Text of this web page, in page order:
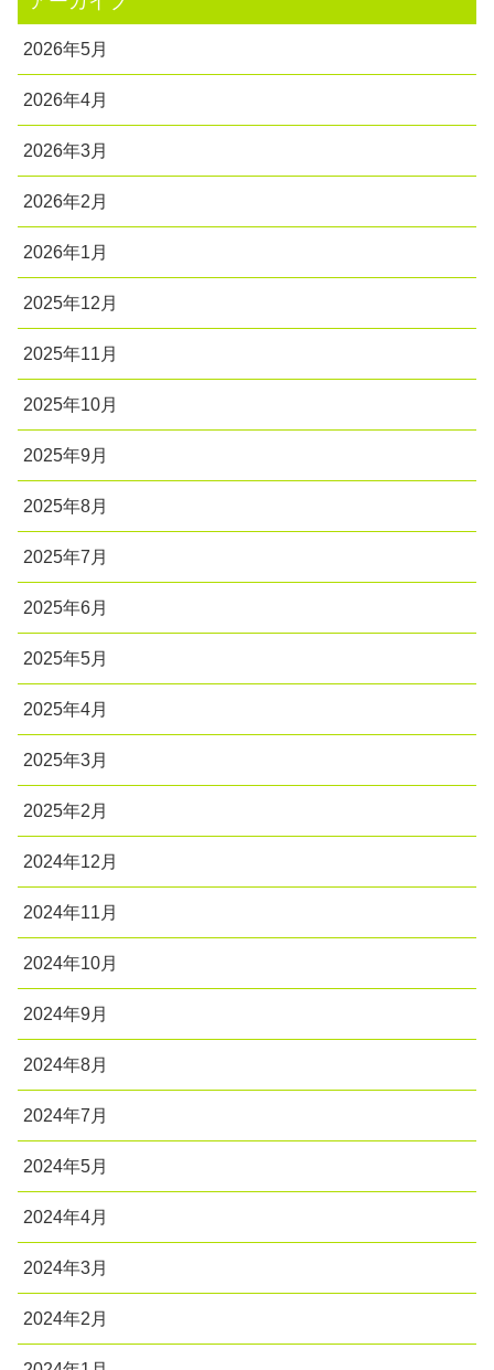
2026年5月
2026年4月
2026年3月
2026年2月
2026年1月
2025年12月
2025年11月
2025年10月
2025年9月
2025年8月
2025年7月
2025年6月
2025年5月
2025年4月
2025年3月
2025年2月
2024年12月
2024年11月
2024年10月
2024年9月
2024年8月
2024年7月
2024年5月
2024年4月
2024年3月
2024年2月